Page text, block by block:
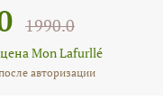
1990.0
Mon Lafurllé
авторизации